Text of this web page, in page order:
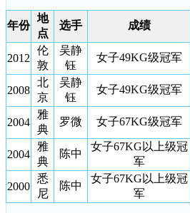
年份
地
点
选手 成绩
2012
伦
敦
吴静
钰
女子49KG级冠军
2008
北
京
吴静
钰
女子49KG级冠军
2004
雅
典
罗微 女子67KG级冠军
2004
雅
典
陈中
女子67KG以上级冠
军
2000
悉
尼
陈中
女子67KG以上级冠
军